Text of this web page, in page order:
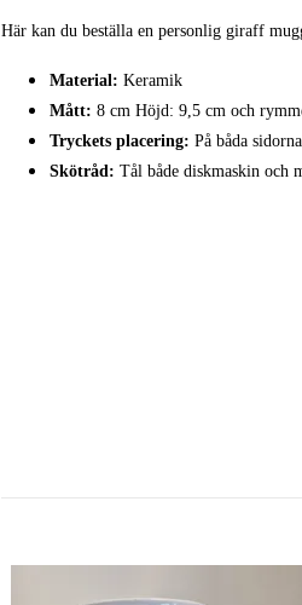
Här kan du beställa en personlig giraff
Material: Keramik
Mått: 8 cm Höjd: 9,5 cm och
Tryckets placering: På båda sidorna
Skötråd: Tål både diskmaskin och